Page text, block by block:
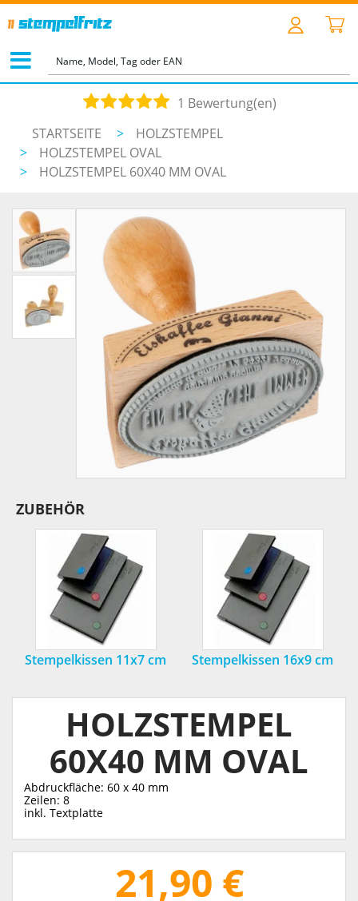
1 Bewertung(en)
STARTSEITE
>
HOLZSTEMPEL
>
HOLZSTEMPEL OVAL
>
HOLZSTEMPEL 60X40 MM OVAL
ZUBEHÖR
Stempelkissen 11x7 cm Stempelkissen 16x9 cm
HOLZSTEMPEL
60X40 MM OVAL
Abdruckfläche: 60 x 40 mm
Zeilen: 8
inkl. Textplatte
21,90 €